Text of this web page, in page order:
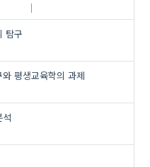
탐구
평생교육학의 과제